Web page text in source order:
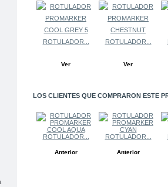
ROTULADOR...
Ver
ROTULADOR...
Ver
LOS CLIENTES QUE COMPRARON ESTE
ROTULADOR...
Anterior
ROTULADOR...
Anterior